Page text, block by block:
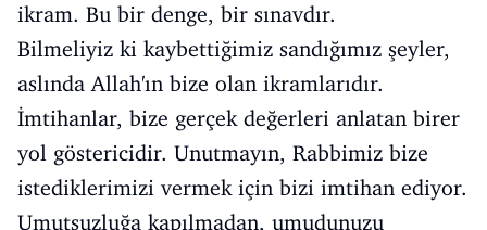
ikram. Bu bir denge, bir sınavdır.
Bilmeliyiz ki kaybettiğimiz sandığımız şeyler,
aslında Allah'ın bize olan ikramlarıdır.
İmtihanlar, bize gerçek değerleri anlatan birer
yol göstericidir. Unutmayın, Rabbimiz bize
istediklerimizi vermek için bizi imtihan ediyor.
Umutsuzluğa kapılmadan, umudunuzu